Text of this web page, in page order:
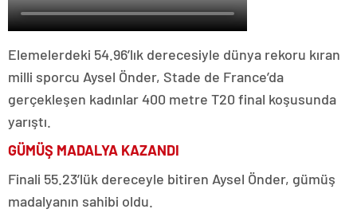
Elemelerdeki 54.96’lık derecesiyle dünya rekoru kıran
milli sporcu Aysel Önder, Stade de France’da
gerçekleşen kadınlar 400 metre T20 final koşusunda
yarıştı.
GÜMÜŞ MADALYA KAZANDI
Finali 55.23’lük dereceyle bitiren Aysel Önder, gümüş
madalyanın sahibi oldu.